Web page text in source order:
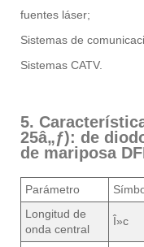
fuentes láser;
Sistemas de
Sistemas CATV.
5.
25â„ƒ): de
de mariposa
Parámetro
Longitud de
onda central
Î»c